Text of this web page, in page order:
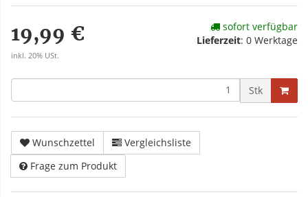
19,99 €
inkl. 20% USt.
sofort verfügbar
Lieferzeit: 0 Werktage
Stk
Wunschzettel
Vergleichsliste
Frage zum Produkt